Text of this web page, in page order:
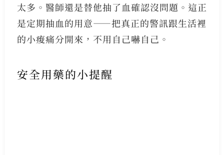
太多。醫師還是替他抽了血確認沒問題。這正
是定期抽血的用意——把真正的警訊跟生活裡
的小痠痛分開來，不用自己嚇自己。
安全用藥的小提醒